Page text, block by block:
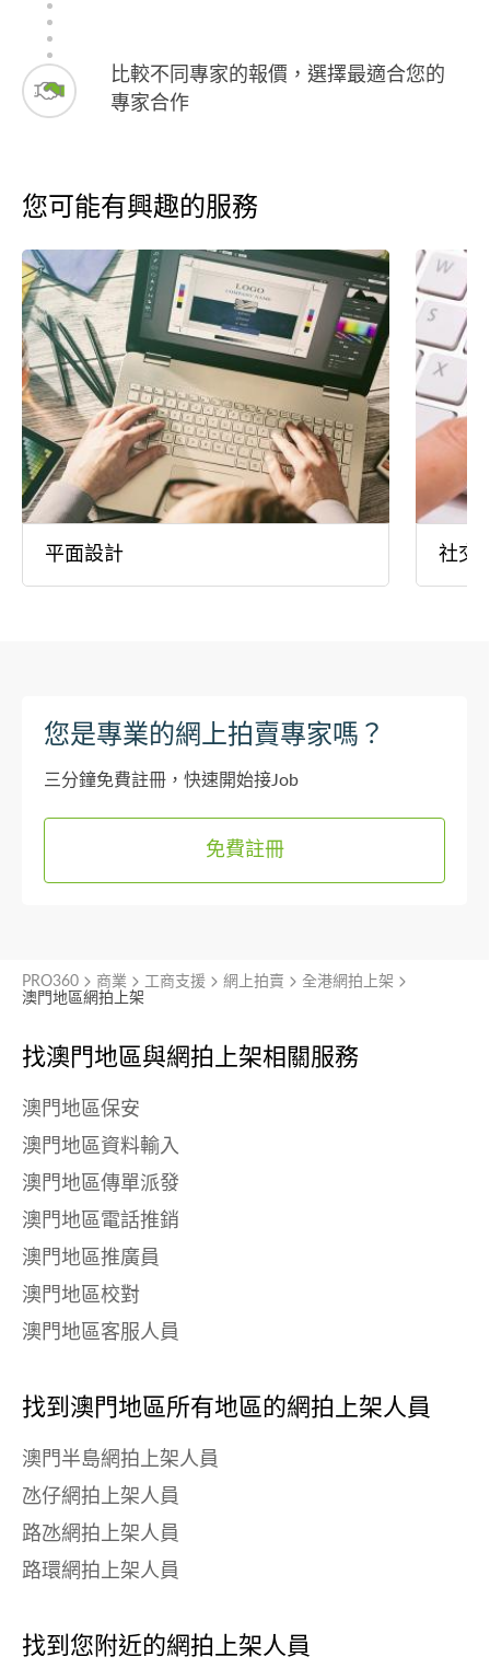
比較不同專家的報價，選擇最適合您的
專家合作
您可能有興趣的服務
平面設計 社交
您是專業的網上拍賣專家嗎？
三分鐘免費註冊，快速開始接Job
免費註冊
找澳門地區與網拍上架相關服務
澳門地區保安
澳門地區資料輸入
澳門地區傳單派發
澳門地區電話推銷
澳門地區推廣員
澳門地區校對
澳門地區客服人員
找到澳門地區所有地區的網拍上架人員
澳門半島網拍上架人員
氹仔網拍上架人員
路氹網拍上架人員
路環網拍上架人員
找到您附近的網拍上架人員
PRO360 商業 工商支援 網上拍賣
全港網拍上架
澳門地區網拍上架